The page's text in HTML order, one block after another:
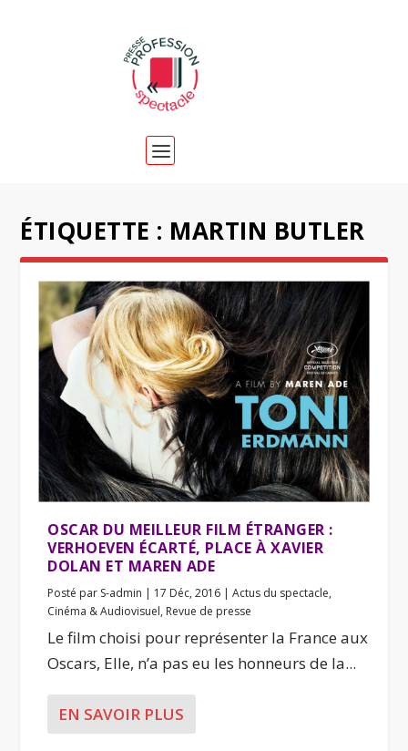
ÉTIQUETTE : MARTIN BUTLER
OSCAR DU MEILLEUR FILM ÉTRANGER :
VERHOEVEN ÉCARTÉ, PLACE À XAVIER
DOLAN ET MAREN ADE
Posté par S-admin | 17 Déc, 2016 |Actus du spectacle,
Cinéma & Audiovisuel, Revue de presse
Le film choisi pour représenter la France aux
Oscars, Elle, n’a pas eu les honneurs de la...
EN SAVOIR PLUS